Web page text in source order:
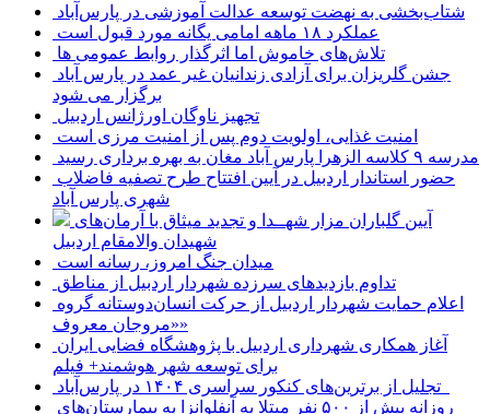
شتاب‌بخشی به نهضت توسعه عدالت آموزشی در پارس‌آباد
عملکرد ۱۸ ماهه امامی یگانه مورد قبول است
تلاش‌های خاموش اما اثرگذار روابط عمومی ها
برگزار می شود
تجهیز ناوگان اورژانس اردبیل
امنیت غذایی، اولویت دوم پس از امنیت مرزی است
مدرسه ۹ کلاسه الزهرا پارس آباد مغان به بهره برداری رسید
شهری پارس آباد
شهیدان والامقام اردبیل
میدان جنگ امروز، رسانه است
تداوم بازدیدهای سرزده شهردار اردبیل از مناطق
«مروجان معروف»
برای توسعه شهر هوشمند+ فیلم